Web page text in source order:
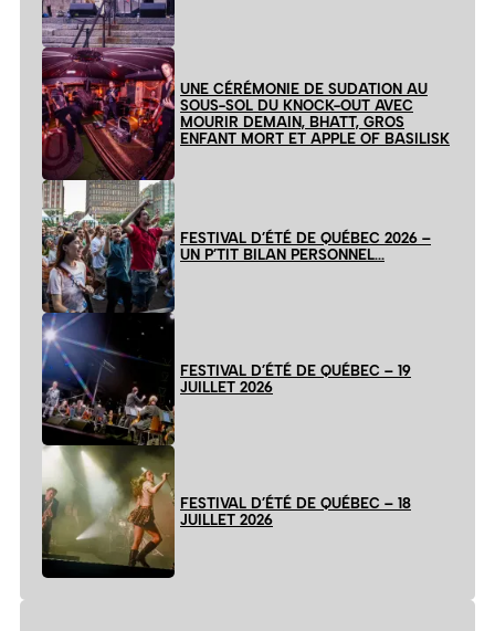
UNE CÉRÉMONIE DE SUDATION AU
SOUS-SOL DU KNOCK-OUT AVEC
MOURIR DEMAIN, BHATT, GROS
ENFANT MORT ET APPLE OF BASILISK
FESTIVAL D’ÉTÉ DE QUÉBEC 2026 –
UN P’TIT BILAN PERSONNEL…
FESTIVAL D’ÉTÉ DE QUÉBEC – 19
JUILLET 2026
FESTIVAL D’ÉTÉ DE QUÉBEC – 18
JUILLET 2026